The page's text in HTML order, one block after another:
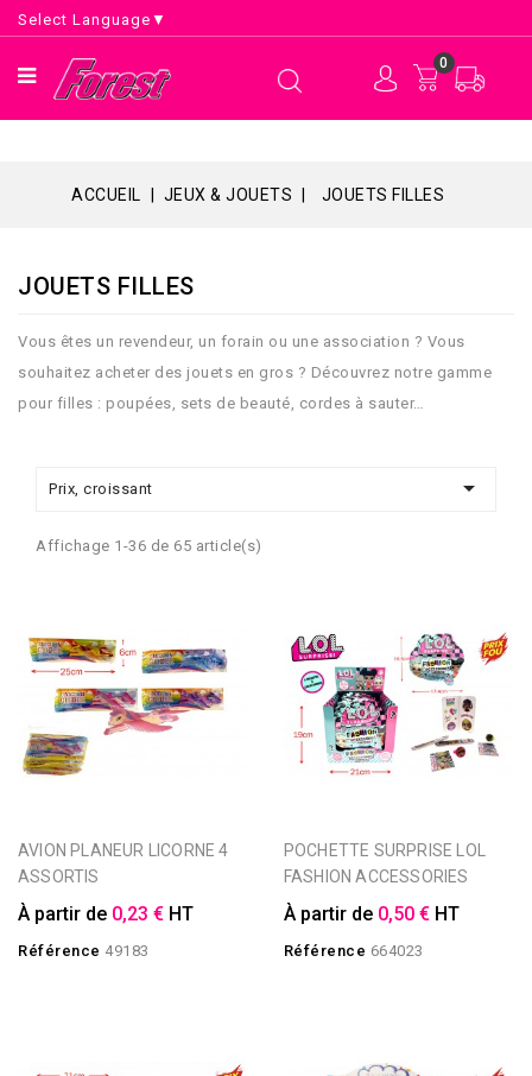
Select Language ▼
0
ACCUEIL JEUX & JOUETS JOUETS FILLES
JOUETS FILLES
Vous êtes un revendeur, un forain ou une association ? Vous
souhaitez acheter des jouets en gros ? Découvrez notre gamme
pour filles : poupées, sets de beauté, cordes à sauter…
Prix, croissant 
Affichage 1-36 de 65 article(s)
AVION PLANEUR LICORNE 4
ASSORTIS
À partir de 0,23 € HT
Référence 49183
POCHETTE SURPRISE LOL
FASHION ACCESSORIES
À partir de 0,50 € HT
Référence 664023